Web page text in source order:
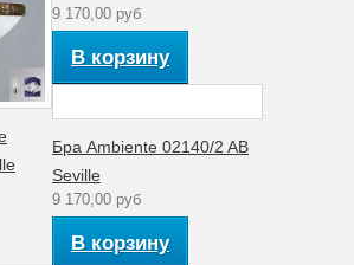
Для спальни,
зала,
кабинета
9 170,00 руб
В корзину
Бра Ambiente 02140/2 AB
Seville
9 170,00 руб
В корзину